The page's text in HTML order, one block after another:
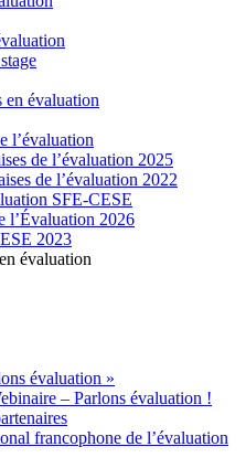
en évaluation
l’évaluation
de l’évaluation 2025
de l’évaluation 2022
SFE-CESE
l’Évaluation 2026
2023
évaluation
évaluation »
– Parlons évaluation !
francophone de l’évaluation